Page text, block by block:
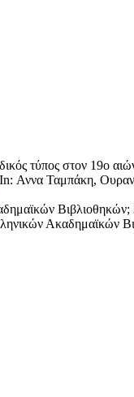
τύπος στον 19ο
Αννα Ταμπάκη,
Βιβλιοθηκών;
Ακαδημαϊκών